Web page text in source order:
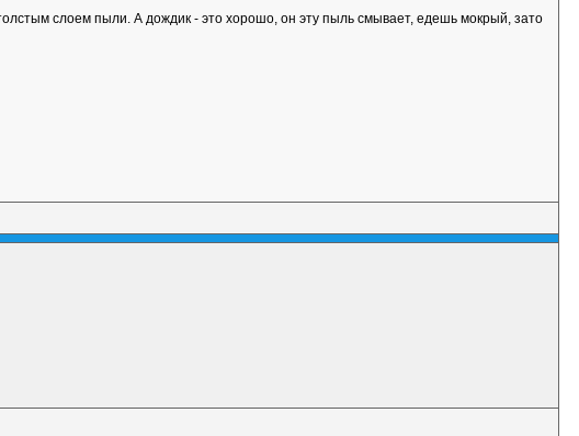
слоем пыли. А дождик - это хорошо, он эту пыль смывает, едешь мокрый, зато